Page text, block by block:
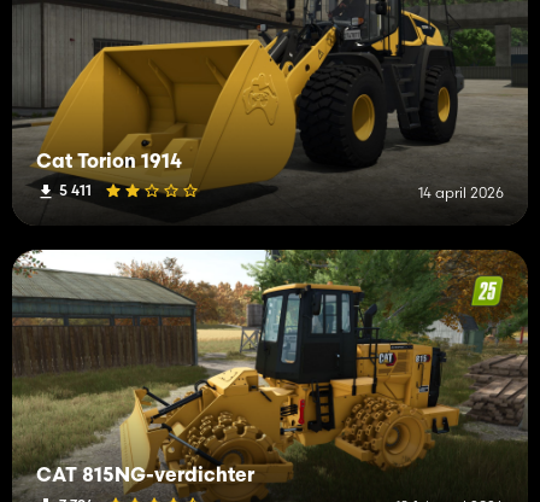
Cat Torion 1914
5 411 14 april 2026
CAT 815NG-verdichter